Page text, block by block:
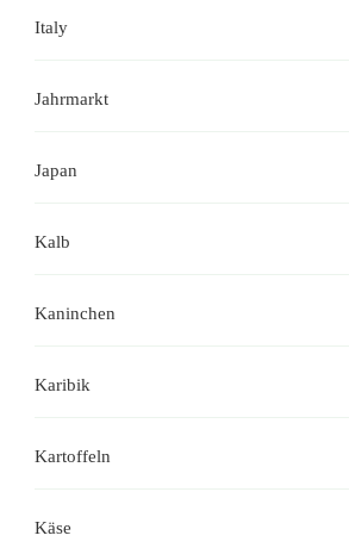
Italy
Jahrmarkt
Japan
Kalb
Kaninchen
Karibik
Kartoffeln
Käse